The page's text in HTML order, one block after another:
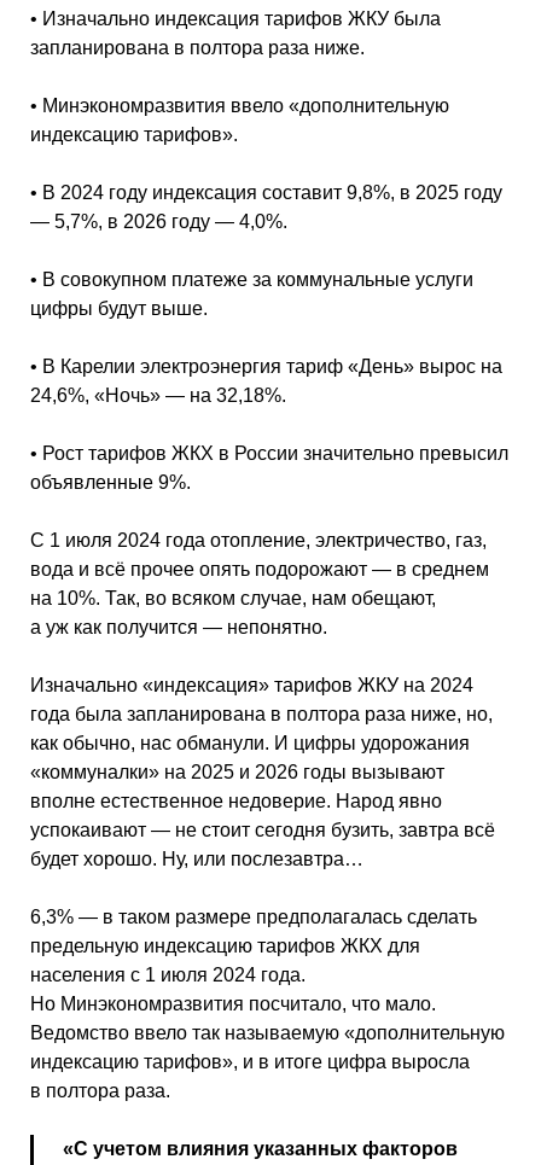
• Изначально индексация тарифов ЖКУ была
запланирована в полтора раза ниже.
• Минэкономразвития ввело «дополнительную
индексацию тарифов».
• В 2024 году индексация составит 9,8%, в 2025 году
— 5,7%, в 2026 году — 4,0%.
• В совокупном платеже за коммунальные услуги
цифры будут выше.
• В Карелии электроэнергия тариф «День» вырос на
24,6%, «Ночь» — на 32,18%.
• Рост тарифов ЖКХ в России значительно превысил
объявленные 9%.
С 1 июля 2024 года отопление, электричество, газ,
вода и всё прочее опять подорожают — в среднем
на 10%. Так, во всяком случае, нам обещают,
а уж как получится — непонятно.
Изначально «индексация» тарифов ЖКУ на 2024
года была запланирована в полтора раза ниже, но,
как обычно, нас обманули. И цифры удорожания
«коммуналки» на 2025 и 2026 годы вызывают
вполне естественное недоверие. Народ явно
успокаивают — не стоит сегодня бузить, завтра всё
будет хорошо. Ну, или послезавтра…
6,3% — в таком размере предполагалась сделать
предельную индексацию тарифов ЖКХ для
населения с 1 июля 2024 года.
Но Минэкономразвития посчитало, что мало.
Ведомство ввело так называемую «дополнительную
индексацию тарифов», и в итоге цифра выросла
в полтора раза.
«С учетом влияния указанных факторов